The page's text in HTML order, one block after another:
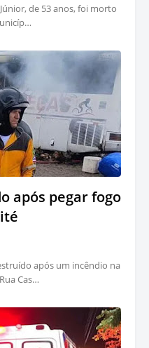
de 53 anos, foi morto
após pegar fogo
após um incêndio na
Cas…